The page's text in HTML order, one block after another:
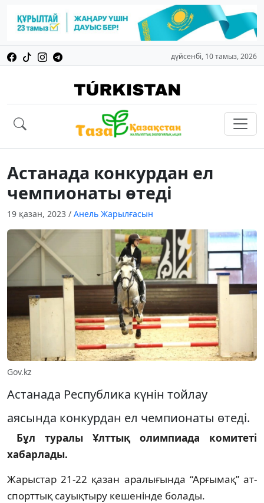
дүйсенбі, 10 тамыз, 2026
Астанада конкурдан ел
чемпионаты өтеді
19 қазан, 2023 / Анель Жарылғасын
Gov.kz
Астанада Республика күнін тойлау
аясында конкурдан ел чемпионаты өтеді.
Бұл туралы Ұлттық олимпиада комитеті
хабарлады.
Жарыстар 21-22 қазан аралығында “Арғымақ” ат-
спорттық сауықтыру кешенінде болады.